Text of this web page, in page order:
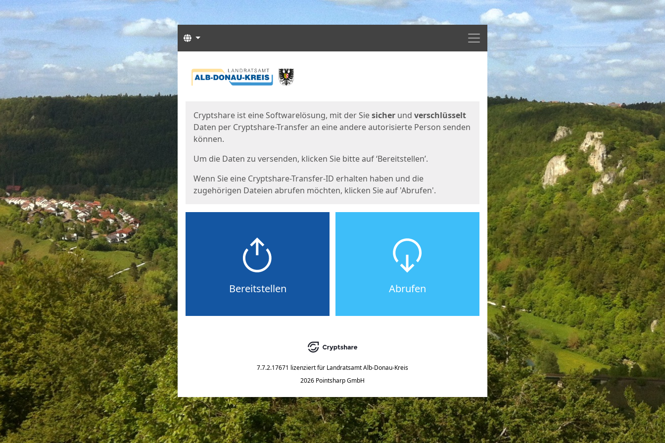
Menü
Sprachen
Cryptshare ist eine Softwarelösung, mit der Siesicher und verschlüsselt
Daten per Cryptshare-Transfer an eine andere autorisierte Person senden
können.
Um die Daten zu versenden, klicken Sie bitte auf ‘Bereitstellen’.
Wenn Sie eine Cryptshare-Transfer-ID erhalten haben und die
zugehörigen Dateien abrufen möchten, klicken Sie auf 'Abrufen'.
Bereitstellen Abrufen
7.7.2.17671 lizenziert für Landratsamt Alb-Donau-Kreis
2026 Pointsharp GmbH